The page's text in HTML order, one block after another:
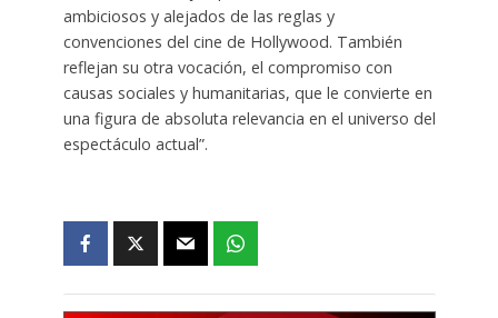
ambiciosos y alejados de las reglas y
convenciones del cine de Hollywood. También
reflejan su otra vocación, el compromiso con
causas sociales y humanitarias, que le convierte en
una figura de absoluta relevancia en el universo del
espectáculo actual”.